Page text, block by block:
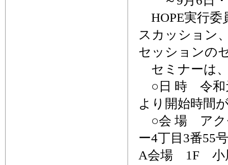
HOPE実行委
スカッション
セッションの
セミナーは
○日 時 令和
より開始時間
○会 場 アク
ー4丁目3番55
A会場 1F 小